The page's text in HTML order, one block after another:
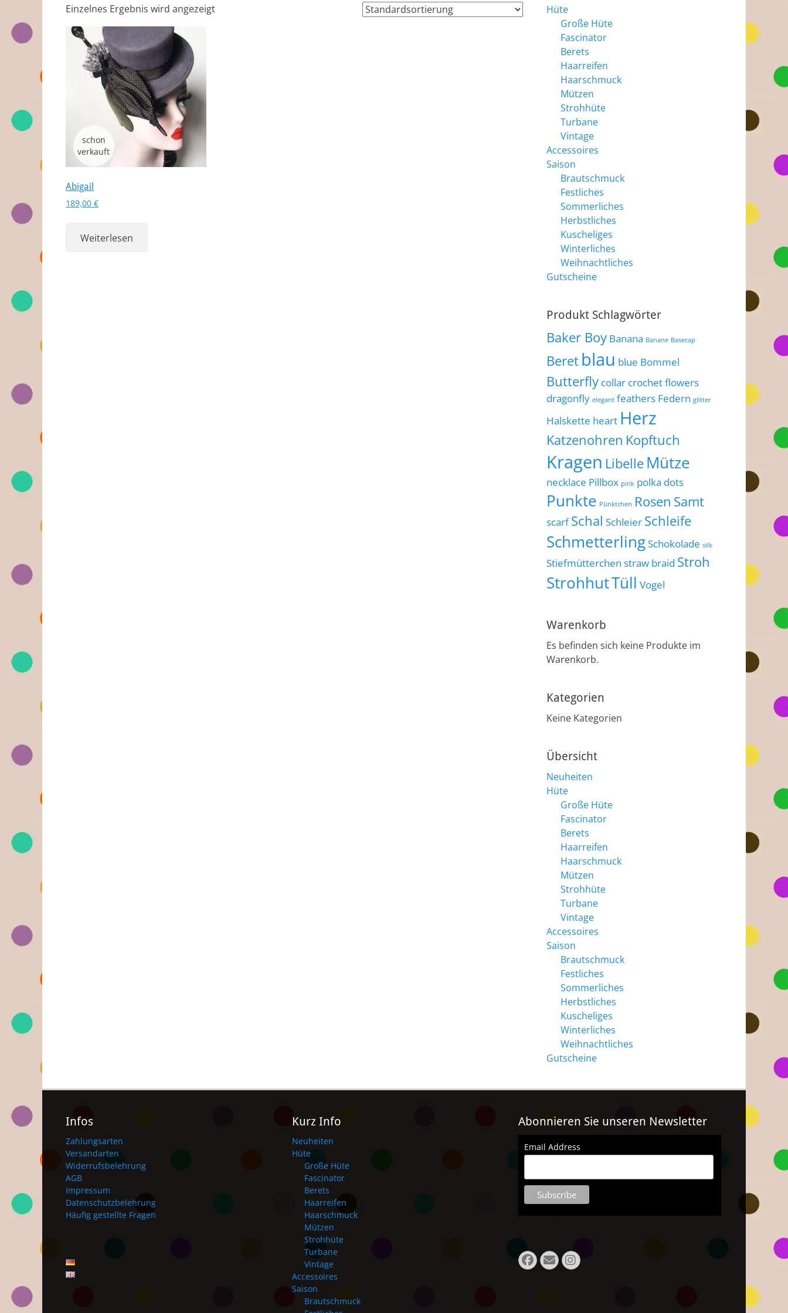
Einzelnes Ergebnis wird angezeigt
Abigail
189,00 €
Weiterlesen
Hüte
Große Hüte
Fascinator
Berets
Haarreifen
Haarschmuck
Mützen
Strohhüte
Turbane
Vintage
Accessoires
Saison
Brautschmuck
Festliches
Sommerliches
Herbstliches
Kuscheliges
Winterliches
Weihnachtliches
Gutscheine
Produkt Schlagwörter
Baker Boy Banana Banane Basecap
Beret blau blue Bommel
Butterfly collar crochet flowers
dragonfly elegant feathers Federn glitter
Halskette heart Herz
Katzenohren Kopftuch
Kragen Libelle Mütze
necklace Pillbox pink polka dots
Punkte Pünktchen Rosen Samt
scarf Schal Schleier Schleife
SchmetterlingSchokolade silk
Stiefmütterchen straw braid Stroh
StrohhutTüll Vogel
Warenkorb
Es befinden sich keine Produkte im
Warenkorb.
Kategorien
Keine Kategorien
Übersicht
Neuheiten
Hüte
Große Hüte
Fascinator
Berets
Haarreifen
Haarschmuck
Mützen
Strohhüte
Turbane
Vintage
Accessoires
Saison
Brautschmuck
Festliches
Sommerliches
Herbstliches
Kuscheliges
Winterliches
Weihnachtliches
Gutscheine
Infos
Zahlungsarten
Versandarten
Widerrufsbelehrung
AGB
Impressum
Datenschutzbelehrung
Häufig gestellte Fragen
Kurz Info
Neuheiten
Hüte
Große Hüte
Fascinator
Berets
Haarreifen
Haarschmuck
Mützen
Strohhüte
Turbane
Vintage
Accessoires
Saison
Brautschmuck
Abonnieren Sie unseren Newsletter
Email Address
Facebook
E-
Mail
Instagram